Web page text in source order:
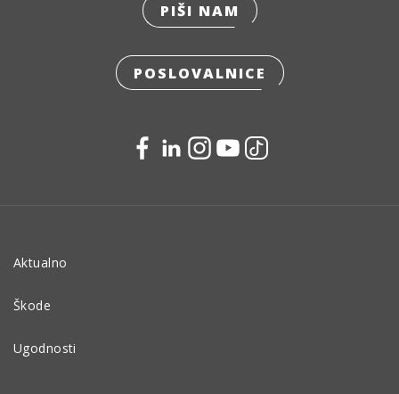
PIŠI NAM
POSLOVALNICE
Aktualno
Škode
Ugodnosti